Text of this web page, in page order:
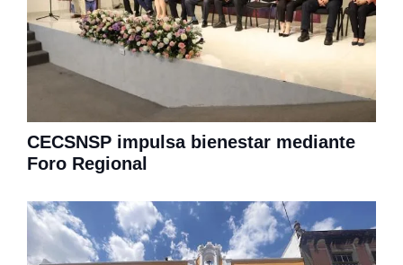
CECSNSP impulsa bienestar mediante
Foro Regional